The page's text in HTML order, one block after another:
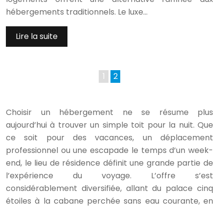
hébergements traditionnels. Le luxe…
Lire la suite
1 2
Choisir un hébergement ne se résume plus
aujourd’hui à trouver un simple toit pour la nuit. Que
ce soit pour des vacances, un déplacement
professionnel ou une escapade le temps d’un week-
end, le lieu de résidence définit une grande partie de
l’expérience du voyage. L’offre s’est
considérablement diversifiée, allant du palace cinq
étoiles à la cabane perchée sans eau courante, en